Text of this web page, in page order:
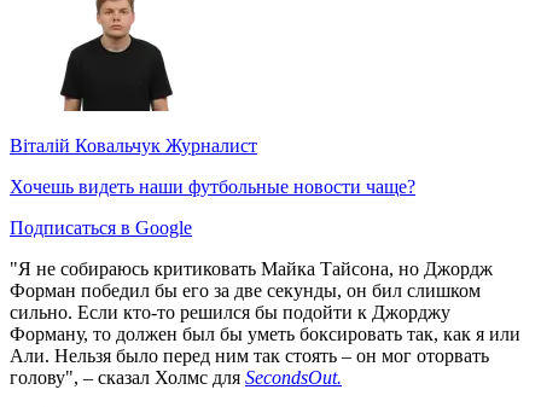
Віталій Ковальчук Журналист
Хочешь видеть наши футбольные новости чаще?
Подписаться в Google
"Я не собираюсь критиковать Майка Тайсона, но Джордж
Форман победил бы его за две секунды, он бил слишком
сильно. Если кто-то решился бы подойти к Джорджу
Форману, то должен был бы уметь боксировать так, как я или
Али. Нельзя было перед ним так стоять – он мог оторвать
голову", – сказал Холмс для SecondsOut.